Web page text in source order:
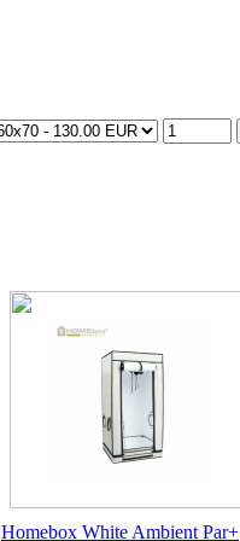
Homebox White Ambient Par+